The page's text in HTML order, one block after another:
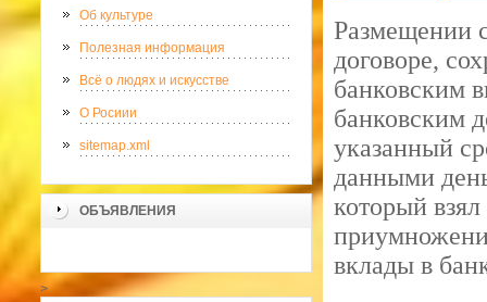
Об культуре
Полезная информация
Всё о людях и искусстве
О Росиии
sitemap.xml
ОБЪЯВЛЕНИЯ
>
Размещении
договоре,
банковским
банковским
указанный
данными
который
вклады в